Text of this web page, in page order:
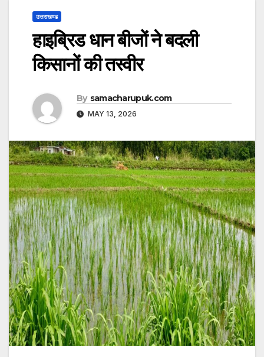
उत्तराखण्ड
हाइब्रिड धान बीजों ने बदली
किसानों की तस्वीर
By samacharupuk.com
MAY 13, 2026